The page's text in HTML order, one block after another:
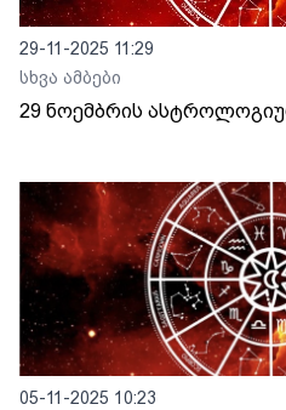
29-11-2025 11:29
სხვა ამბები
29 ნოემბრის
05-11-2025 10:23